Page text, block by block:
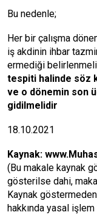
Bu nedenle;
Her bir çalışma
iş akdinin ihbar
ermediği belirlenmeli
tespiti halinde söz
ve o dönemin son
gidilmelidir
18.10.2021
Kaynak:
(Bu makale kaynak
gösterilse dahi,
Kaynak
hakkında yasal işlem